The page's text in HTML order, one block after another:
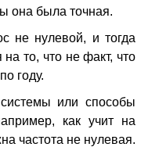
она была точная.
не нулевой, и тогда
на то, что не факт, что
году.
системы или способы
как учит на
частота не нулевая.